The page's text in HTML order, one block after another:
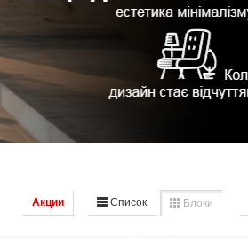
Акции Список Блоки